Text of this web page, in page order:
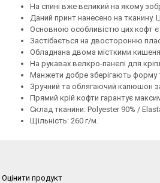
На спині вже великий на якому
Даний принт нанесено на тканину.
Основною особливістю циx кофт є
Застібається на двосторонню
Обладнана двома місткими
На рукавах велкро-панелі для
Манжети добре зберігають форму
Зручний та облягаючий капюшон
Прямий крій кофти гарантує
Склад тканини: Polyester 90% /
Щільність: 260 г/м.
Оцінити продукт